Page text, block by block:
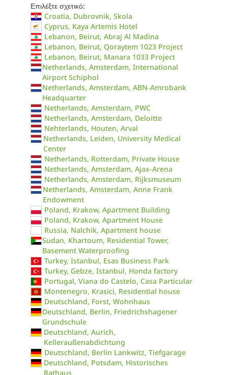
Επιλέξτε σχετικό:
Croatia, Dubrovnik, Skola
Cyprus, Kaya Artemis Hotel
Lebanon, Beirut, Abraj Al Madina
Lebanon, Beirut, Qoraytem 1023 Project
Lebanon, Beirut, Manara 1033 Project
Netherlands, Amsterdam, International
Airport Schiphol
Netherlands, Amsterdam, ABN-Amrobank
Headquarter
Netherlands, Amsterdam, PWC
Netherlands, Amsterdam, Deloitte
Nehterlands, Houten, Arval
Netherlands, Leiden, University Medical
Center
Netherlands, Rotterdam, Private House
Netherlands, Amsterdam, Ajax-Arena
Netherlands, Amsterdam, Rijksmuseum
Netherlands, Amsterdam, Anne Frank
Endowment
Poland, Krakow, Apartment Building
Poland, Krakow, Apartment House
Russia, Nalchik, Apartment house
Sudan, Khartoum, Residential Tower,
Basement Waterproofing
Turkey, Istanbul, Esas Business Park
Turkey, Gebze, Istanbul, Honda factory
Portugal, Viana do Castelo, Casa Particular
Montenegro, Krasici, Residential house
Deutschland, Forst, Wohnhaus
Deutschland, Berlin, Friedrichshagener
Grundschule
Deutschland, Aurich,
Kelleraußenabdichtung
Deutschland, Berlin Lankwitz, Tiefgarage
Deutschland, Potsdam, Historisches
Rathaus